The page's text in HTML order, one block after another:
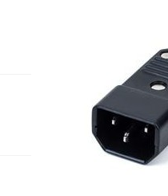
CRITICAL AUTO
1,00 €